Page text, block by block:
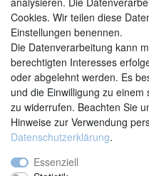
Vertrag
Cookies. Wir teilen diese
Einstellungen benennen.
Die Datenverarbeitung kann
berechtigten Interesses
oder abgelehnt werden. Es
und die Einwilligung zu
zu widerrufen. Beachten Sie
Hinweise zur Verwendung
Daten­schutz­erklärung.
Essenziell